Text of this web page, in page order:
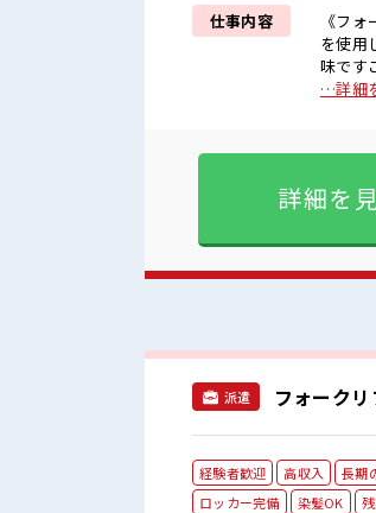
仕事内容
《フ
を使用し
味です
お仕事
しっか
社員食
…詳細
詳細を
派遣 フォーク
経験者歓迎 高収入 長期
ロッカー完備
染髪OK